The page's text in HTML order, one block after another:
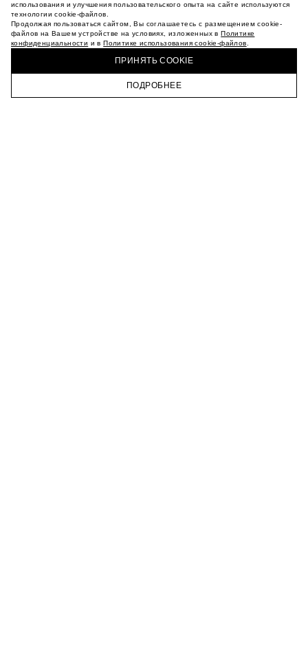
использования и улучшения пользовательского опыта на сайте используются
технологии cookie-файлов.
Продолжая пользоваться сайтом, Вы соглашаетесь с размещением cookie-
файлов на Вашем устройстве на условиях, изложенных вПолитике
конфиденциальности и вПолитике использования cookie-файлов
ПРИНЯТЬ COOKIE
ПОДРОБНЕЕ
ГЛАВНАЯ КАТАЛОГ КОРЗИНА ПРОФИЛЬ
УСЛОВИЯ ПОКУПКИ
О НАС
МАГАЗИНЫ
КАРЬЕРА
ТЕЛЕГРАМ
ПОДПИСАТЬСЯ НА НОВОСТИ
КУПИТЬ + ПОЛУЧИТЬ В МАГАЗИНЕ MAAG